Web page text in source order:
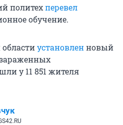
политехперевел
обучение.
установленновый
у 11 851 жителя